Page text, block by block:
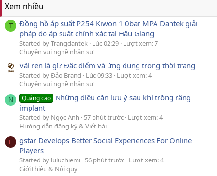
Xem nhiều
T
Đồng hồ áp suất P254 Kiwon 1 0bar MPA Dantek giải
pháp đo áp suất chính xác tại Hậu Giang
Started by Trangdantek Lúc 02:29 Lượt xem: 7
Chuyện vui nghề nhân sự
Vải ren là gì? Đặc điểm và ứng dụng trong thời trang
Started by Đảo Brand Lúc 09:33 Lượt xem: 4
Chuyện vui nghề nhân sự
N Quảng cáo Những điều cần lưu ý sau khi trồng răng
implant
Started by Ngọc Anh 57 phút trước Lượt xem: 4
Hướng dẫn đăng ký & Viết bài
L
gstar Develops Better Social Experiences For Online
Players
Started by luluchiemi 56 phút trước Lượt xem: 4
Giới thiệu & Nội quy